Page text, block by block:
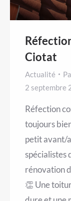
Ciotat
Actualité
2 septembre
Réfection
toujours
petit avant/
spécialistes
rénovation
👏 Une